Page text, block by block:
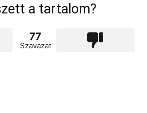
a tartalom?
77
Szavazat